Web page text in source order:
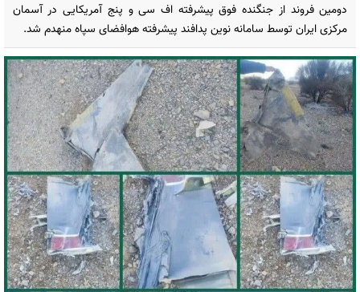
دومین فروند از جنگنده فوق پیشرفته اف سی و پنج آمریکایی در آسمان
مرکزی ایران توسط سامانه نوین پدافند پیشرفته هوافضای سپاه منهدم شد.